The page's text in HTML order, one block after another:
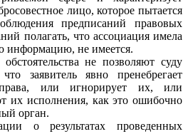
лицо, которое пытается
предписаний правовых
полагать, что ассоциация имела
информацию, не имеется.
не позволяют суду
заявитель явно пренебрегает
или игнорирует их, или
их исполнения, как это ошибочно
орган.
о результатах проведенных